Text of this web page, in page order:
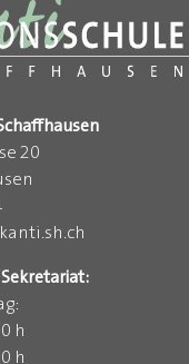
20
kanti.sh.ch
h
h